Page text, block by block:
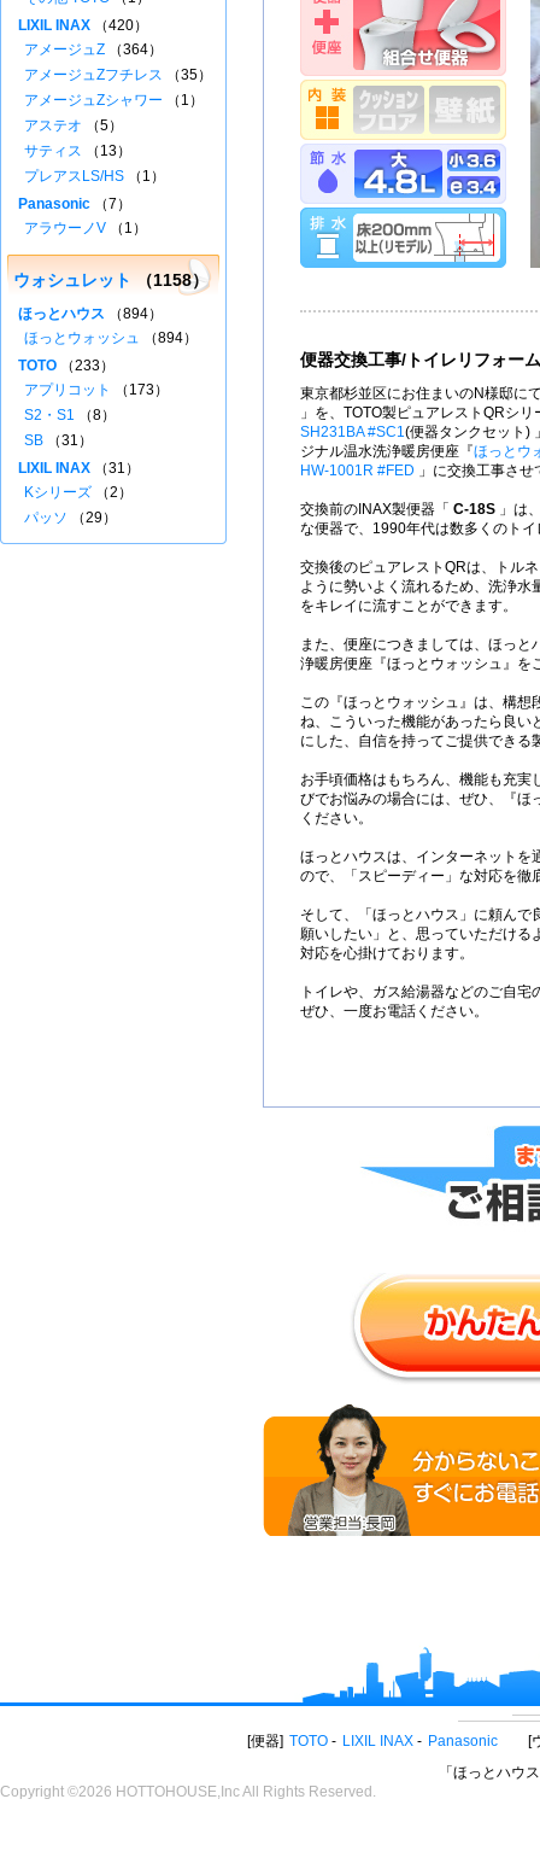
便器交換工事/トイレリフォーム
東京都杉並区にお住まいのN様邸に
」を、TOTO製ピュアレストQRシ
SH231BA #SC1(便器タンクセット)
ジナル温水洗浄暖房便座『ほっとウ
HW-1001R #FED 」に交換工事さ
交換前のINAX製便器「 C-18S 」は
な便器で、1990年代は数多くのト
交換後のピュアレストQRは、トル
ように勢いよく流れるため、洗浄水
をキレイに流すことができます。
また、便座につきましては、ほっと
浄暖房便座『ほっとウォッシュ』を
この『ほっとウォッシュ』は、構想
ね、こういった機能があったら良い
にした、自信を持ってご提供できる
お手頃価格はもちろん、機能も充実
びでお悩みの場合には、ぜひ、『ほ
ください。
ほっとハウスは、インターネットを
ので、「スピーディー」な対応を徹
そして、「ほっとハウス」に頼んで
願いしたい」と、思っていただける
対応を心掛けております。
トイレや、ガス給湯器などのご自
ぜひ、一度お電話ください。
LIXIL INAX （420）
アメージュZ （364）
アメージュZフチレス （35）
アメージュZシャワー （1）
アステオ （5）
サティス （13）
プレアスLS/HS （1）
Panasonic （7）
アラウーノV （1）
ウォシュレット （1158）
ほっとハウス （894）
ほっとウォッシュ （894）
TOTO （233）
アプリコット
（173）
S2・S1 （8）
SB （31）
LIXIL INAX （31）
Kシリーズ （2）
パッソ （29）
便器 TOTO LIXIL INAX Panasonic
「ほっとハウ
Copyright ©2026 HOTTOHOUSE,Inc All Rights Reserved.